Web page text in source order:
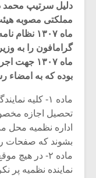
دلیل سرتیپ محمد
ماه ۱۳۰۷
بوده که به امضاء
ماده ۱- کلیه
تحصیل اجازه
اداره نظمیه محل
بشوند که صفحات
ماده ۲- در
نماینده نظمیه پر